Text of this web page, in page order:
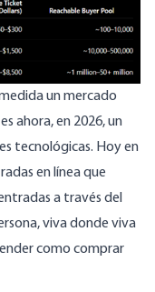
un mercado
ahora, en 2026, un
tecnológicas. Hoy en
en línea que
a través del
viva donde viva
como comprar